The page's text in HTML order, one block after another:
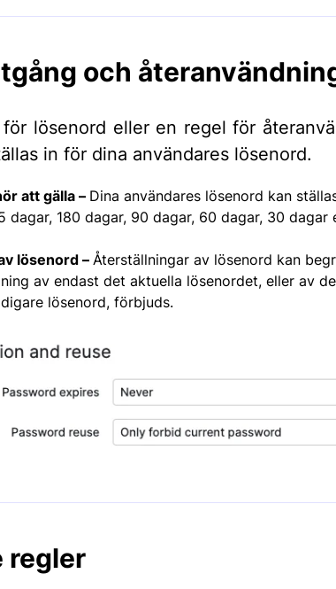
och
lösenord eller en regel för
in för dina användares lösenord.
att gälla – Dina användares lösenord kan
dagar, 180 dagar, 90 dagar, 60 dagar, 30 dagar
lösenord – Återställningar av lösenord kan
av endast det aktuella lösenordet, eller av
lösenord, förbjuds.
regler